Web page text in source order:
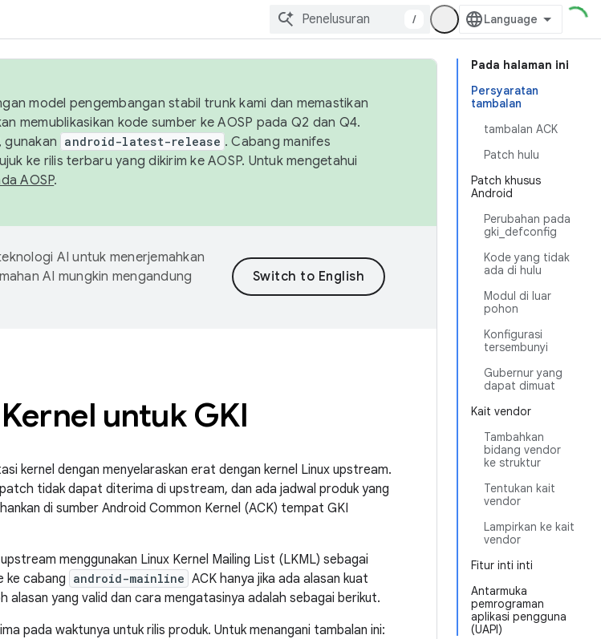
/
Pada halaman ini
Persyaratan
tambalan
tambalan ACK
Patch hulu
Patch khusus
Android
Perubahan pada
gki_defconfig
Kode yang tidak
ada di hulu
Modul di luar
pohon
Konfigurasi
tersembunyi
Gubernur yang
dapat dimuat
Kait vendor
Tambahkan
bidang vendor
ke struktur
Tentukan kait
vendor
Lampirkan ke kait
vendor
Fitur inti inti
Antarmuka
pemrograman
aplikasi pengguna
(UAPI)
model pengembangan stabil trunk kami dan memastikan
memublikasikan kode sumber ke AOSP pada Q2 dan Q4.
gunakan android-latest-release . Cabang manifes
ke rilis terbaru yang dikirim ke AOSP. Untuk mengetahui
AOSP.
AI untuk menerjemahkan
AI mungkin mengandung
untuk GKI
kernel dengan menyelaraskan erat dengan kernel Linux upstream.
tidak dapat diterima di upstream, dan ada jadwal produk yang
di sumber Android Common Kernel (ACK) tempat GKI
menggunakan Linux Kernel Mailing List (LKML) sebagai
ke cabang android-mainline ACK hanya jika ada alasan kuat
yang valid dan cara mengatasinya adalah sebagai berikut.
pada waktunya untuk rilis produk. Untuk menangani tambalan ini: